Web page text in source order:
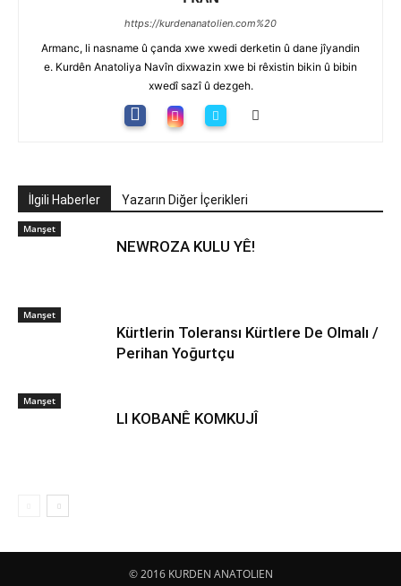
https://kurdenanatolien.com%20
Armanc, li nasname û çanda xwe xwedi derketin û dane jîyandin
e. Kurdên Anatoliya Navîn dixwazin xwe bi rêxistin bikin û bibin
xwedî sazî û dezgeh.
İlgili Haberler Yazarın Diğer İçerikleri
Manşet
NEWROZA KULU YÊ!
Manşet
Kürtlerin Toleransı Kürtlere De Olmalı /
Perihan Yoğurtçu
Manşet
LI KOBANÊ KOMKUJÎ
© 2016 KURDEN ANATOLIEN